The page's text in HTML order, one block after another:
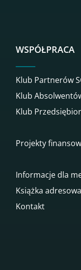
WSPÓŁPRACA
Klub Partnerów
Klub
Klub
Projekty
Informacje dla
Książka adresowa
Kontakt